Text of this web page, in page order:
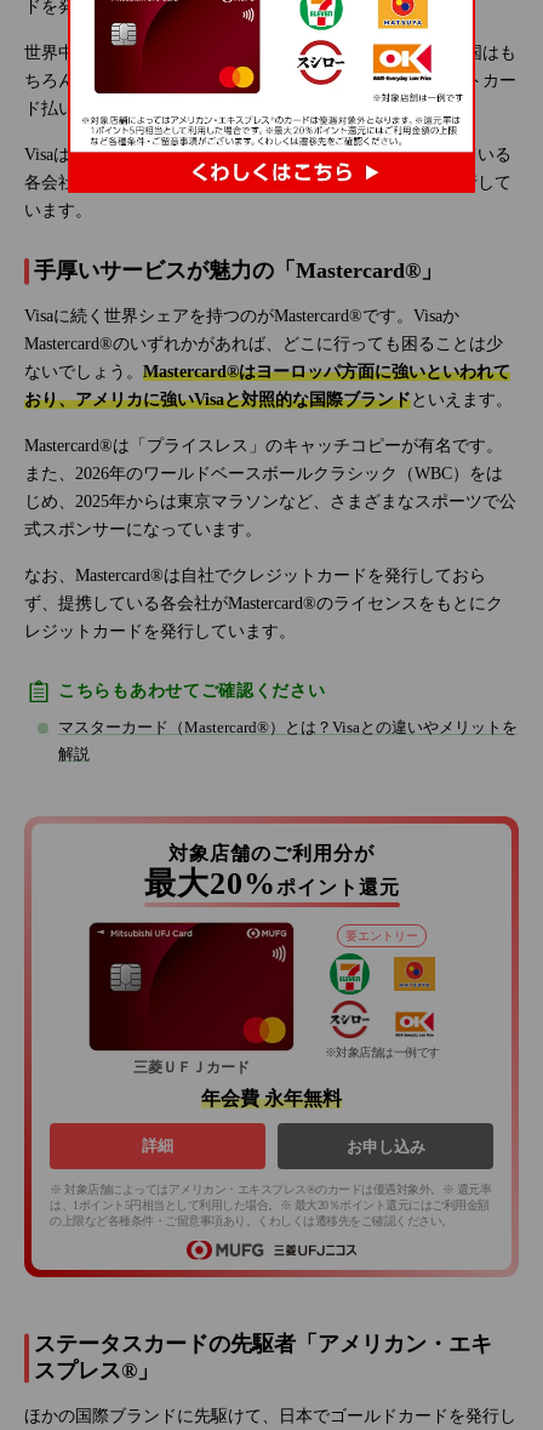
ドを発行したのがVisaの基礎となりました。
世界中に加盟店ネットワークを持っているので、主要先進国はも
ちろん、多くの国で利用できます。日本国内でもクレジットカー
ド払いを扱う店舗のほとんどが対応しています。
Visaは自社でクレジットカードを発行しておらず、提携している
各会社がVisaのライセンスをもとにクレジットカードを発行して
います。
手厚いサービスが魅力の「Mastercard®」
Visaに続く世界シェアを持つのがMastercard®です。Visaか
Mastercard®のいずれかがあれば、どこに行っても困ることは少
ないでしょう。 Mastercard®はヨーロッパ方面に強いといわれて
おり、アメリカに強いVisaと対照的な国際ブランドといえます。
Mastercard®は「プライスレス」のキャッチコピーが有名です。
また、2026年のワールドベースボールクラシック（WBC）をは
じめ、2025年からは東京マラソンなど、さまざまなスポーツで公
式スポンサーになっています。
なお、Mastercard®は自社でクレジットカードを発行しておら
ず、提携している各会社がMastercard®のライセンスをもとにク
レジットカードを発行しています。
こちらもあわせてご確認ください
マスターカード（Mastercard®）とは？Visaとの違いやメリットを
解説
対象店舗のご利用分が
最大20% ポイント還元
三菱ＵＦＪカード
要エントリー
※対象店舗は一例です
年会費 永年無料
詳細 お申し込み
※ 対象店舗によってはアメリカン・エキスプレス®のカードは優遇対象外。※ 還元率
は、1ポイント5円相当として利用した場合。※ 最大20％ポイント還元にはご利用金額
の上限など各種条件・ご留意事項あり。くわしくは遷移先をご確認ください。
ステータスカードの先駆者「アメリカン・エキ
スプレス®」
ほかの国際ブランドに先駆けて、日本でゴールドカードを発行し